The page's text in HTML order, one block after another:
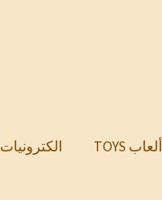
Electronics الكترونيات TOYS ألعاب